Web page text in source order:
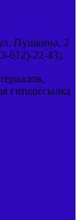
Пушкина, 2
612)-22-43).
гиперссылка